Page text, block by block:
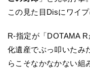
この見た目Disにワイプ
R-指定が「DOTAMA
化遺産でぶっ叩いたみ
らこそなかなかない組